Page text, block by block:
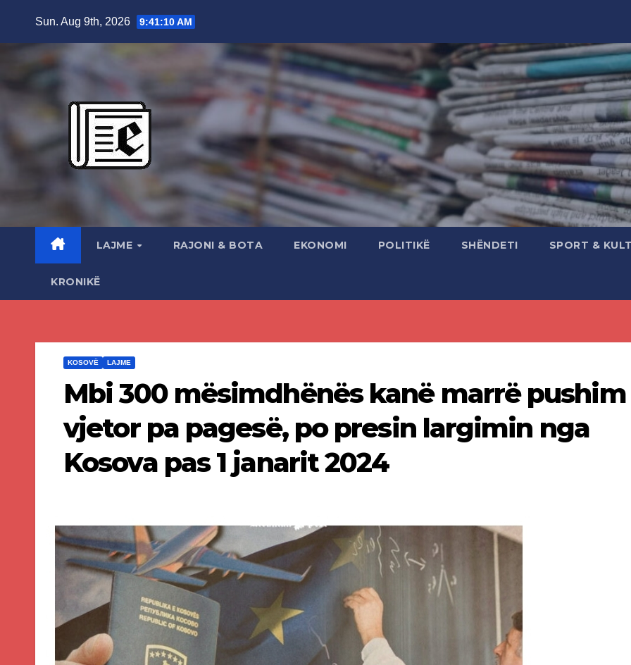
Sun. Aug 9th, 2026 9:41:11 AM
LAJME RAJONI & BOTA EKONOMI POLITIKË SHËNDETI SPORT &
KRONIKË
KOSOVË LAJME
Mbi 300 mësimdhënës kanë marrë pushim
vjetor pa pagesë, po presin largimin nga
Kosova pas 1 janarit 2024